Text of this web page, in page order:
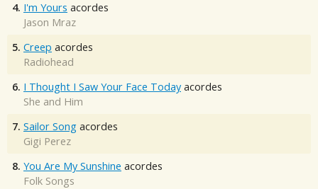
4. I'm Yours acordes
Jason Mraz
5. Creep acordes
Radiohead
6. I Thought I Saw Your Face Today acordes
She and Him
7. Sailor Song acordes
Gigi Perez
8. You Are My Sunshine acordes
Folk Songs